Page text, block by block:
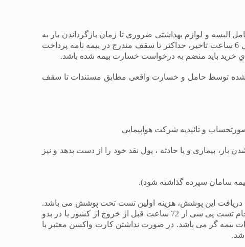
البسه و لوازم بهداشتی ضروری تا زمان بازگرداندن بار به
دلیل تأخیر در ورود بار همراه وی را مشروط به آنکه شرکت هواپیمایی مربوطه عضو یاتا باشد پس از گذشت حداقل 6 ساعت تاخیر، حداکثر تا سقف مندرج در بیمه نامه پرداخت
خريد باید منضم به درخواست خسارت بیمه شده باشد.
شده توسط حامل و خسارت واقعی مطابق مستندات تا سقف
و تائیدیه شرکت هواپیمایی
بیماری و یا حادثه ، پول نقد خود را از دست بدهد و نیز
سامان سپرده گذاشته شود).
دریافت این پوشش، هزینه اولین تست تحت پوشش می باشد.
هفته گذشته باشد) و یا انجام تست پی سی ار 72 ساعت قبل از خروج از کشور یا در بدو
گر می باشد. در صورت نداشتن کارت واکسن معتبر با